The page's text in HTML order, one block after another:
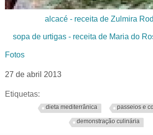
alcacé - receita de Zulmira
sopa de urtigas - receita de Maria do
Fotos
27 de abril 2013
Etiquetas:
dieta mediterrânica passeios e
demonstração culinária